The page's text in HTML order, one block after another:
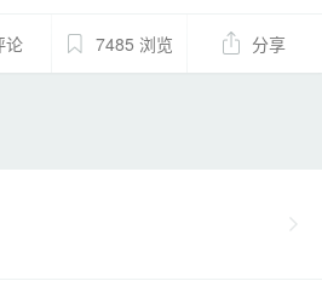
![]
large/005uQRNCgw1fa9eqvhx
论 7485 浏览 分享